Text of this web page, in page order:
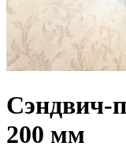
Сэндвич-
200 мм